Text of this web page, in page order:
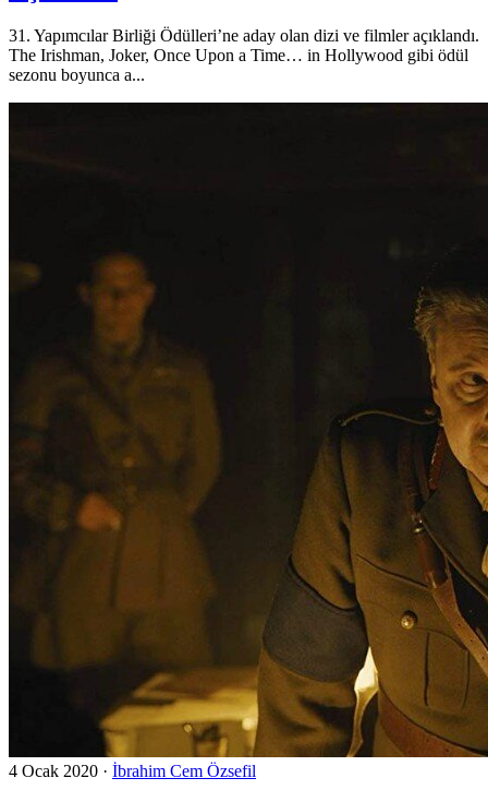
31. Yapımcılar Birliği Ödülleri’ne aday olan dizi ve filmler açıklandı.
The Irishman, Joker, Once Upon a Time… in Hollywood gibi ödül
sezonu boyunca a...
4 Ocak 2020 · İbrahim Cem Özsefil